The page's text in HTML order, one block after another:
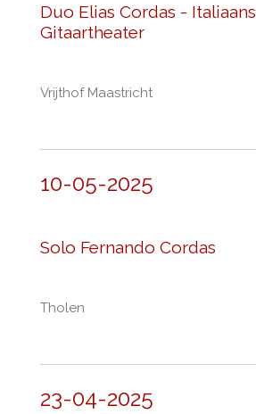
Duo Elias Cordas - Italiaans
Gitaartheater
Vrijthof Maastricht
10-05-2025
Solo Fernando Cordas
Tholen
23-04-2025